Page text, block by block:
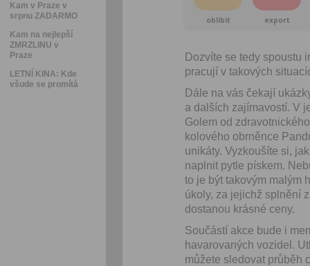
Kam v Praze v
srpnu ZADARMO
Kam na nejlepší
ZMRZLINU v
Praze
LETNÍ KINA: Kde
všude se promítá
oblíbit export
Dozvíte se tedy spoustu
pracují v takových
Dále na vás čekají
a dalších zajímavostí. V
Golem od
kolového obrněnce
unikáty. Vyzkoušíte si,
naplnit pytle pískem.
to je být takovým malým
úkoly, za jejichž splnění
dostanou krásné ceny.
Součástí akce bude i
havarovaných vozidel.
můžete sledovat průběh